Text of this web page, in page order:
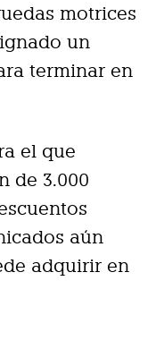
motrices
un
terminar en
el que
de 3.000
aún
adquirir en